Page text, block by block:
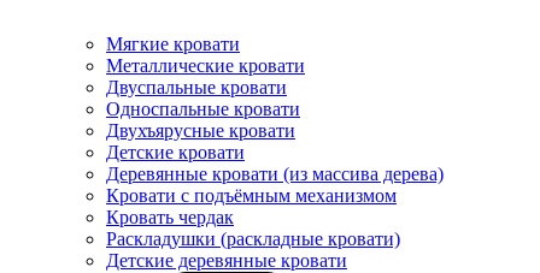
Мягкие кровати
Металлические кровати
Двуспальные кровати
Односпальные кровати
Двухъярусные кровати
Детские кровати
Деревянные кровати (из массива дерева)
Кровати с подъёмным механизмом
Кровать чердак
Раскладушки (раскладные кровати)
Детские деревянные кровати